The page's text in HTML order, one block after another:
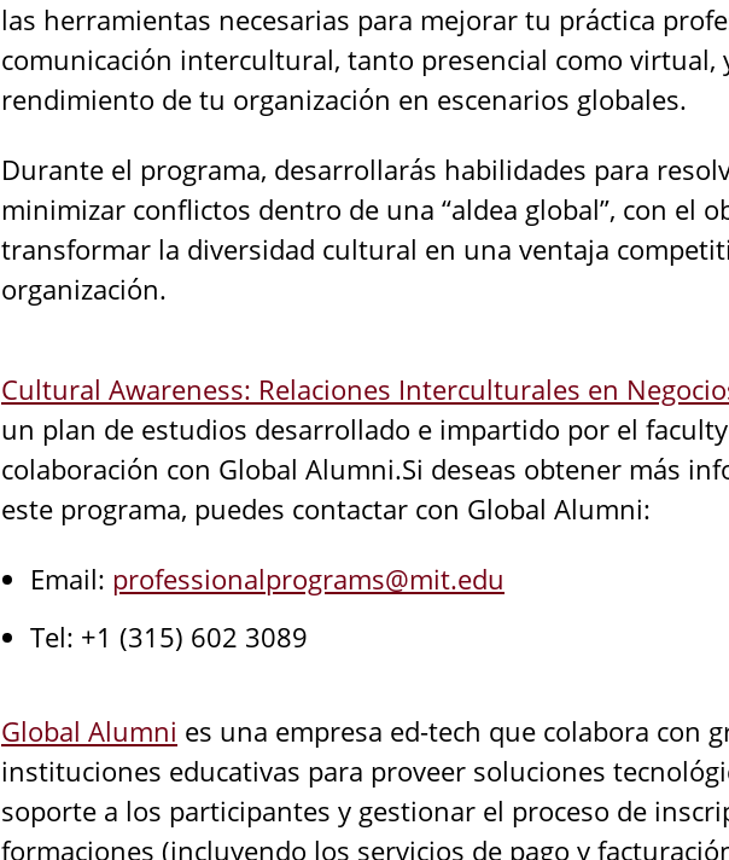
las herramientas necesarias para mejorar tu práctica
comunicación intercultural, tanto presencial como virtual,
rendimiento de tu organización en escenarios globales.
Durante el programa, desarrollarás habilidades para
minimizar conflictos dentro de una “aldea global”, con el
transformar la diversidad cultural en una ventaja
organización.
Cultural Awareness: Relaciones Interculturales en
un plan de estudios desarrollado e impartido por el
colaboración con Global Alumni.Si deseas obtener más
este programa, puedes contactar con Global Alumni:
Email: professionalprograms@mit.edu
Tel: +1 (315) 602 3089
Global Alumni es una empresa ed-tech que colabora con
instituciones educativas para proveer soluciones
soporte a los participantes y gestionar el proceso de
formaciones (incluyendo los servicios de pago y